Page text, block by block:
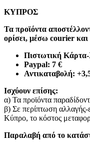
ΚΥΠΡΟΣ
Τα προϊόντα
ορίσει, μέσω courier
Πιστωτική
Paypal: 7 €
Αντικαταβολή:
Ισχύουν επίσης:
α) Τα προϊόντα
β) Σε περίπτωση
Κύπρο, το κόστος
Παραλαβή από το